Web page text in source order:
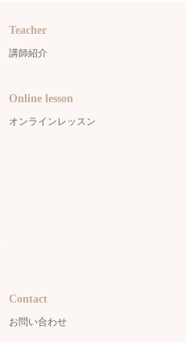
Teacher
講師紹介
Online lesson
オンラインレッスン
Contact
お問い合わせ